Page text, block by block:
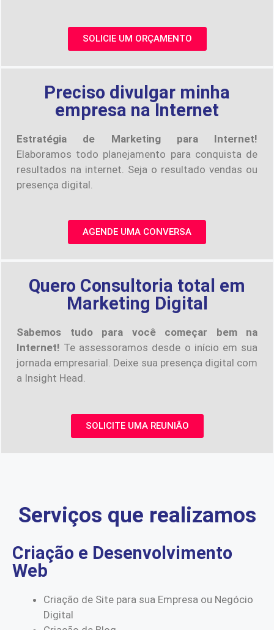
SOLICIE UM ORÇAMENTO
Preciso divulgar minha
empresa na Internet
Estratégia de Marketing para Internet!
Elaboramos todo planejamento para conquista de
resultados na internet. Seja o resultado vendas ou
presença digital.
AGENDE UMA CONVERSA
Quero Consultoria total em
Marketing Digital
Sabemos tudo para você começar bem na
Internet! Te assessoramos desde o início em sua
jornada empresarial. Deixe sua presença digital com
a Insight Head.
SOLICITE UMA REUNIÃO
Serviços que realizamos
Criação e Desenvolvimento
Web
Criação de Site para sua Empresa ou Negócio
Digital